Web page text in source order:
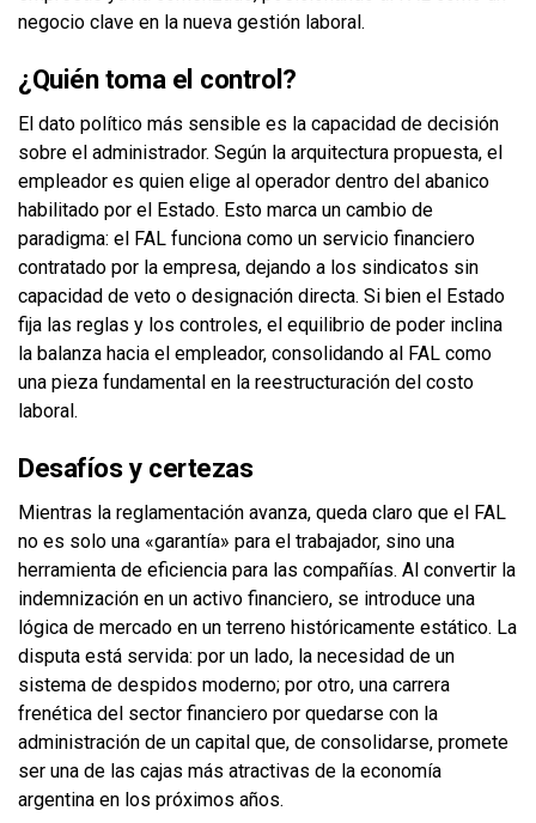
negocio clave en la nueva gestión laboral.
¿Quién toma el control?
El dato político más sensible es la capacidad de decisión
sobre el administrador. Según la arquitectura propuesta, el
empleador es quien elige al operador dentro del abanico
habilitado por el Estado. Esto marca un cambio de
paradigma: el FAL funciona como un servicio financiero
contratado por la empresa, dejando a los sindicatos sin
capacidad de veto o designación directa. Si bien el Estado
fija las reglas y los controles, el equilibrio de poder inclina
la balanza hacia el empleador, consolidando al FAL como
una pieza fundamental en la reestructuración del costo
laboral.
Desafíos y certezas
Mientras la reglamentación avanza, queda claro que el FAL
no es solo una «garantía» para el trabajador, sino una
herramienta de eficiencia para las compañías. Al convertir la
indemnización en un activo financiero, se introduce una
lógica de mercado en un terreno históricamente estático. La
disputa está servida: por un lado, la necesidad de un
sistema de despidos moderno; por otro, una carrera
frenética del sector financiero por quedarse con la
administración de un capital que, de consolidarse, promete
ser una de las cajas más atractivas de la economía
argentina en los próximos años.